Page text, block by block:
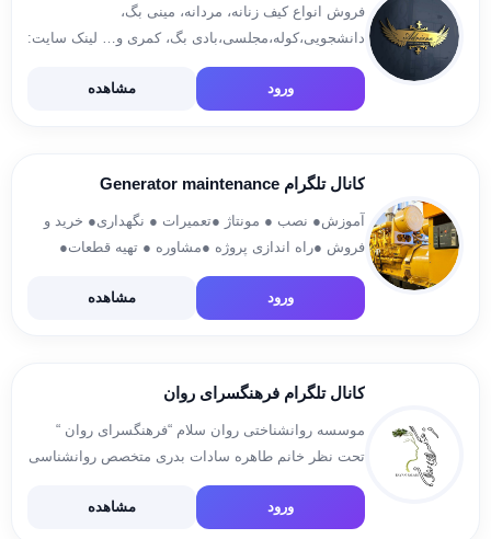
فروش انواع کیف زنانه، مردانه، مینی بگ،
دانشجویی،کوله،مجلسی،بادی بگ، کمری و… لینک سایت:
اینستاگرام:adrianabag2023 @adrianaadmin :ارتباط با
ورود مشاهده
کانال تلگرام Generator maintenance
آموزش● نصب ● مونتاژ ●تعمیرات ● نگهداری● خرید و
فروش ●راه اندازی پروژه ●مشاوره ● تهیه قطعات●
پرسش و پاسخ انواع ژنراتور جهت اطلاعات بیشتر با ما
در تماس باشید 09163138218 گروه تخصصی تعمیرات
ورود مشاهده
کانال تلگرام فرهنگسرای روان
موسسه روانشناختی روان سلام “فرهنگسرای روان “
تحت نظر خانم طاهره سادات بدری متخصص روانشناسی
مطب بلوار فردوس شرق پلاک۶۸ واحد ۱۹ اینستاگرام
ورود مشاهده